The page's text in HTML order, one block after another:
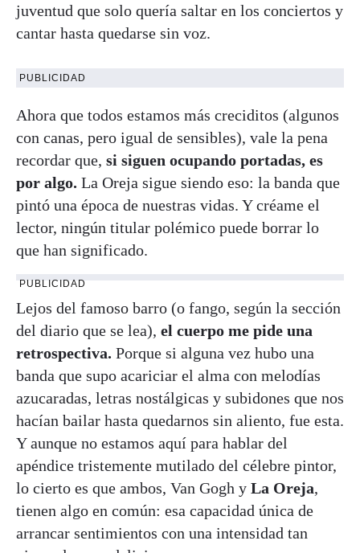
juventud que solo quería saltar en los conciertos y
cantar hasta quedarse sin voz.
PUBLICIDAD
Ahora que todos estamos más creciditos (algunos
con canas, pero igual de sensibles), vale la pena
recordar que, si siguen ocupando portadas, es
por algo. La Oreja sigue siendo eso: la banda que
pintó una época de nuestras vidas. Y créame el
lector, ningún titular polémico puede borrar lo
que han significado.
PUBLICIDAD
Lejos del famoso barro (o fango, según la sección
del diario que se lea), el cuerpo me pide una
retrospectiva. Porque si alguna vez hubo una
banda que supo acariciar el alma con melodías
azucaradas, letras nostálgicas y subidones que nos
hacían bailar hasta quedarnos sin aliento, fue esta.
Y aunque no estamos aquí para hablar del
apéndice tristemente mutilado del célebre pintor,
lo cierto es que ambos, Van Gogh y La Oreja,
tienen algo en común: esa capacidad única de
arrancar sentimientos con una intensidad tan